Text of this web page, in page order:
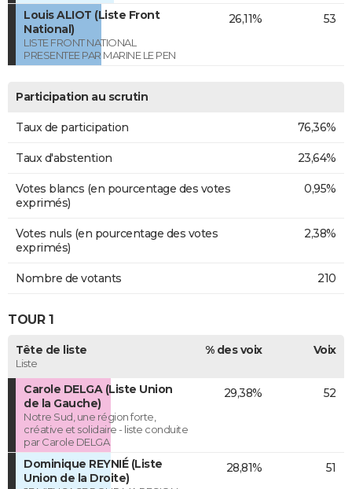
Louis ALIOT (Liste Front
National)
LISTE FRONT NATIONAL
PRESENTEE PAR MARINE LE PEN
26,11% 53
Participation au scrutin
Taux de participation 76,36%
Taux d'abstention 23,64%
Votes blancs (en pourcentage des votes
exprimés)
0,95%
Votes nuls (en pourcentage des votes
exprimés)
2,38%
Nombre de votants 210
TOUR 1
Tête de liste
Liste
% des voix Voix
Carole DELGA (Liste Union
de la Gauche)
Notre Sud, une région forte,
créative et solidaire - liste conduite
par Carole DELGA
29,38% 52
Dominique REYNIÉ (Liste
Union de la Droite)
28,81% 51